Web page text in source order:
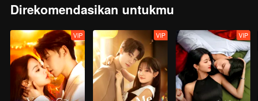
Direkomendasikan untukmu
VIP VIP VIP